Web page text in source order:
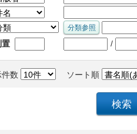
置 /
数 ソート順